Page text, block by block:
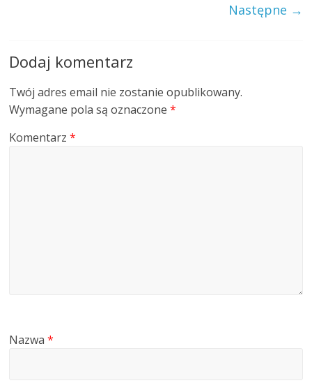
Następne →
Dodaj komentarz
Twój adres email nie zostanie opublikowany.
Wymagane pola są oznaczone*
Komentarz*
Nazwa*